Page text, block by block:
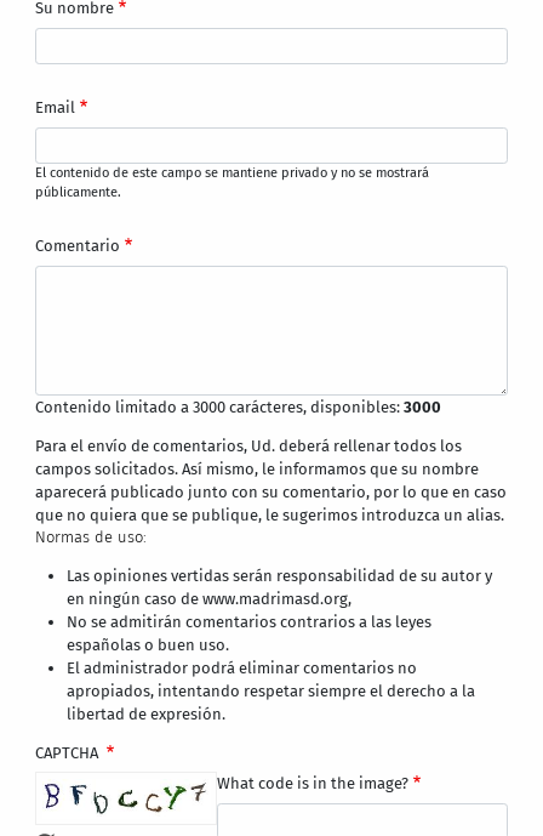
Su nombre
Email
El contenido de este campo se mantiene privado y no se mostrará
públicamente.
Comentario
Contenido limitado a 3000 carácteres, disponibles:3000
Para el envío de comentarios, Ud. deberá rellenar todos los
campos solicitados. Así mismo, le informamos que su nombre
aparecerá publicado junto con su comentario, por lo que en caso
que no quiera que se publique, le sugerimos introduzca un alias.
Normas de uso:
Las opiniones vertidas serán responsabilidad de su autor y
en ningún caso de www.madrimasd.org,
No se admitirán comentarios contrarios a las leyes
españolas o buen uso.
El administrador podrá eliminar comentarios no
apropiados, intentando respetar siempre el derecho a la
libertad de expresión.
CAPTCHA
What code is in the image?